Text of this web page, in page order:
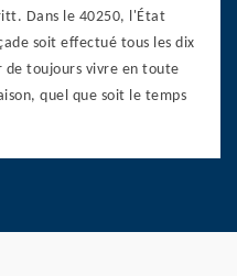
Dans le 40250, l'État
soit effectué tous les dix
de toujours vivre en toute
quel que soit le temps